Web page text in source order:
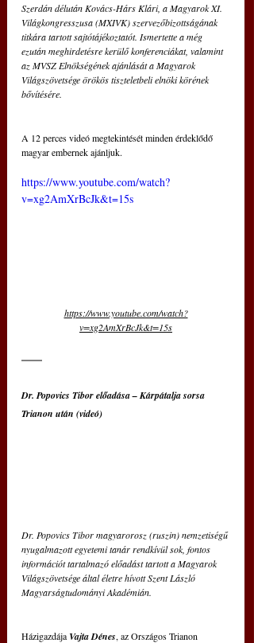
Szerdán délután Kovács-Hárs Klári, a Magyarok XI.
Világkongresszusa (MXIVK) szervezőbizottságának
titkára tartott sajtótájékoztatót. Ismertette a még
ezután meghirdetésre kerülő konferenciákat, valamint
az MVSZ Elnökségének ajánlását a Magyarok
Világszövetsége örökös tiszteletbeli elnöki körének
bővítésére.
A 12 perces videó megtekintését minden érdeklődő
magyar embernek ajánljuk.
https://www.youtube.com/watch?
v=xg2AmXrBcJk&t=15s
https://www.youtube.com/watch?
v=xg2AmXrBcJk&t=15s
Dr. Popovics Tibor előadása – Kárpátalja sorsa
Trianon után (videó)
Dr. Popovics Tibor magyarorosz (ruszin) nemzetiségű
nyugalmazott egyetemi tanár rendkívül sok, fontos
információt tartalmazó előadást tartott a Magyarok
Világszövetsége által életre hívott Szent László
Magyarságtudományi Akadémián.
Házigazdája Vajta Dénes, az Országos Trianon